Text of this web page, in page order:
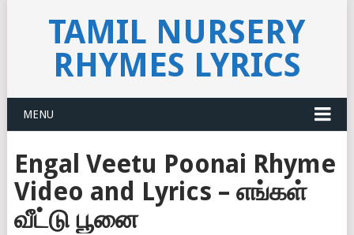
TAMIL NURSERY
RHYMES LYRICS
MENU
Engal Veetu Poonai Rhyme
Video and Lyrics – எங்கள்
வீட்டு பூனை